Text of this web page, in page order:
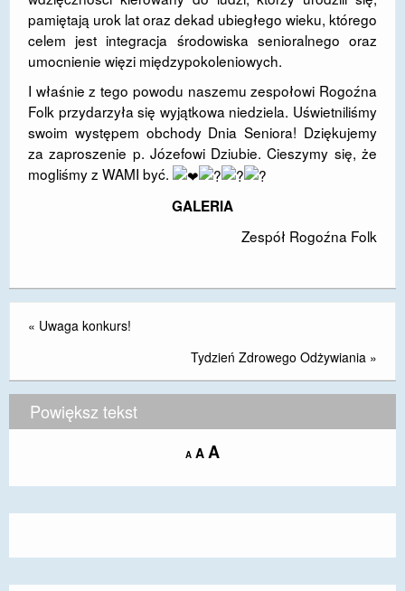
RODO
EGZAMIN ÓSMOKLASISTY
STANDARDY OCHRONY MAŁOLETNICH
PROJEKT ,,SZKOŁY Z JAKOŚCIĄ – ROZWÓJ
KSZTAŁCENIA OGÓLNEGO NA TERENIE MIASTA
ŻORY”
REKRUTACJA 2026/2027
pamiętają urok lat oraz dekad ubiegłego wieku, którego
celem jest integracja środowiska senioralnego oraz
umocnienie więzi międzypokoleniowych.
I właśnie z tego powodu naszemu zespołowi Rogoźna
Folk przydarzyła się wyjątkowa niedziela. Uświetniliśmy
swoim występem obchody Dnia Seniora! Dziękujemy
za zaproszenie p. Józefowi Dziubie. Cieszymy się, że
mogliśmy z WAMI być.
GALERIA
Zespół Rogoźna Folk
« Uwaga konkurs!
Tydzień Zdrowego Odżywiania »
Powiększ tekst
A Decrease
size.
A Reset
size.
AIncrease
size.